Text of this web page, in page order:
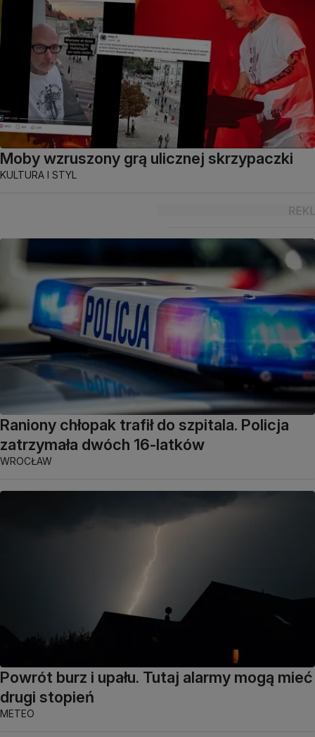
Moby wzruszony grą ulicznej skrzypaczki
KULTURA I STYL
Raniony chłopak trafił do szpitala. Policja
zatrzymała dwóch 16-latków
WROCŁAW
Powrót burz i upału. Tutaj alarmy mogą mieć
drugi stopień
METEO